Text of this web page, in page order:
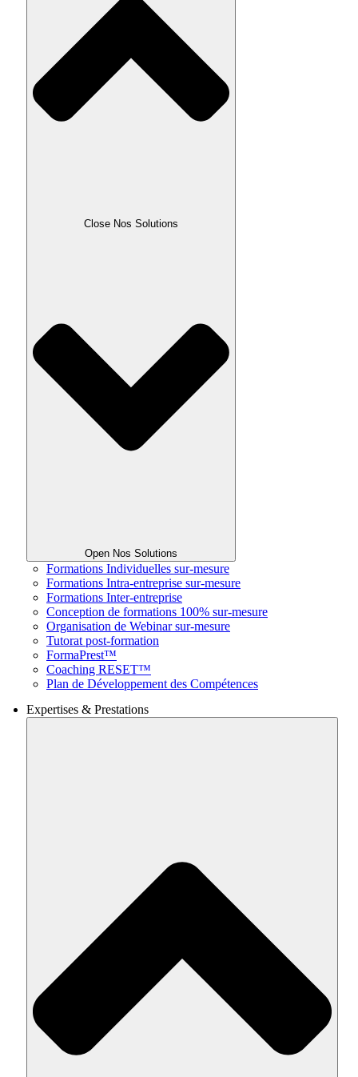
Close Nos Solutions
Open Nos Solutions
Formations Individuelles sur-mesure
Formations Intra-entreprise sur-mesure
Formations Inter-entreprise
Conception de formations 100% sur-mesure
Organisation de Webinar sur-mesure
Tutorat post-formation
FormaPrest™
Coaching RESET™
Plan de Développement des Compétences
Expertises & Prestations